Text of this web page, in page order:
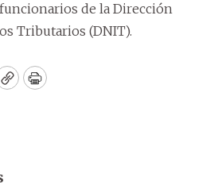
de la Dirección
Tributarios (DNIT).
CopyPrint